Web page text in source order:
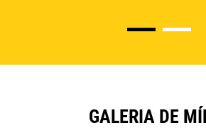
GALERIA DE